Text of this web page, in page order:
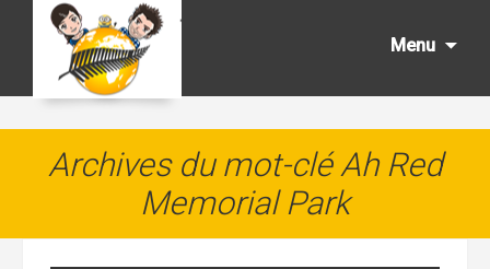
Menu
Archives du mot-clé Ah Red
Memorial Park